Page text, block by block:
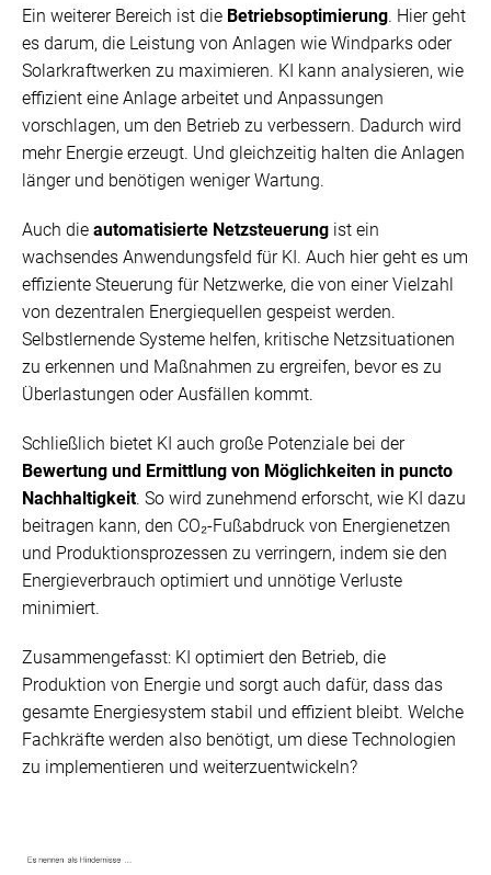
Ein weiterer Bereich ist die Betriebsoptimierung. Hier geht
es darum, die Leistung von Anlagen wie Windparks oder
Solarkraftwerken zu maximieren. KI kann analysieren, wie
effizient eine Anlage arbeitet und Anpassungen
vorschlagen, um den Betrieb zu verbessern. Dadurch wird
mehr Energie erzeugt. Und gleichzeitig halten die Anlagen
länger und benötigen weniger Wartung.
Auch die automatisierte Netzsteuerung ist ein
wachsendes Anwendungsfeld für KI. Auch hier geht es um
effiziente Steuerung für Netzwerke, die von einer Vielzahl
von dezentralen Energiequellen gespeist werden.
Selbstlernende Systeme helfen, kritische Netzsituationen
zu erkennen und Maßnahmen zu ergreifen, bevor es zu
Überlastungen oder Ausfällen kommt.
Schließlich bietet KI auch große Potenziale bei der
Bewertung und Ermittlung von Möglichkeiten in puncto
Nachhaltigkeit. So wird zunehmend erforscht, wie KI dazu
beitragen kann, den CO₂-Fußabdruck von Energienetzen
und Produktionsprozessen zu verringern, indem sie den
Energieverbrauch optimiert und unnötige Verluste
minimiert.
Zusammengefasst: KI optimiert den Betrieb, die
Produktion von Energie und sorgt auch dafür, dass das
gesamte Energiesystem stabil und effizient bleibt. Welche
Fachkräfte werden also benötigt, um diese Technologien
zu implementieren und weiterzuentwickeln?